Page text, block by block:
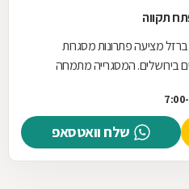
ברזל מציעה פתרונות מסגרות
בירושלים. המסגרייה מתמחה
שלח וואטסאפ